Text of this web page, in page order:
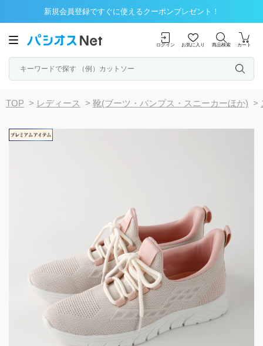
新規会員登録ですぐに使えるクーポンプレゼント！
ログイン お気に入り 商品検索 カート
TOP > レディース > 靴(ブーツ・パンプス・スニーカーほか) >